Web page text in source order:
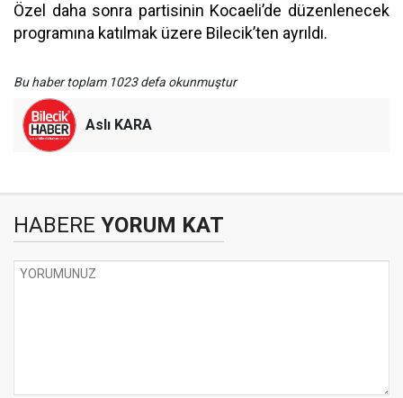
Özel daha sonra partisinin Kocaeli’de düzenlenecek
programına katılmak üzere Bilecik’ten ayrıldı.
Bu haber toplam 1023 defa okunmuştur
Aslı KARA
HABERE YORUM KAT